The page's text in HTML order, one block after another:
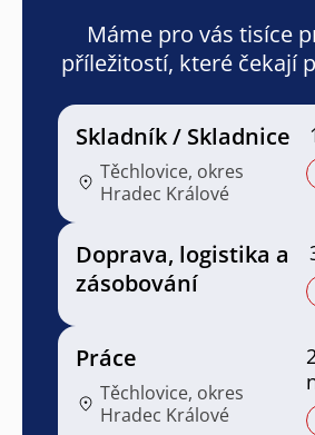
Máme pro vás tisíce
příležitostí, které čekají
Skladník / Skladnice
Těchlovice, okres
Hradec Králové
Doprava, logistika a
zásobování
Práce
Těchlovice, okres
Hradec Králové